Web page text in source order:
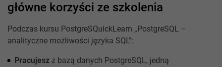
główne korzyści ze szkolenia
Podczas kursu PostgreSQuickLearn „PostgreSQL –
analityczne możliwości języka SQL”:
Pracujesz z bazą danych PostgreSQL, jedną